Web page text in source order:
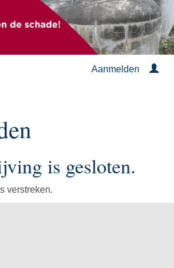
Aanmelden
is gesloten.
verstreken.